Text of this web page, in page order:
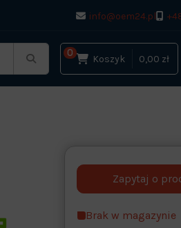
info@oem24.pl
0
Koszyk 0,00 zł
Brak w magazynie